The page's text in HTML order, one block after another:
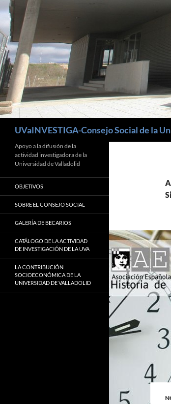
UVaINVESTIGA-Consejo Social de la
Apoyo a la difusión de la
actividad investigadora de la
Universidad de Valladolid
OBJETIVOS
SOBRE EL CONSEJO SOCIAL
GALERÍA DE BECARIOS
CATÁLOGO DE LA ACTIVIDAD
DE INVESTIGACIÓN DE LA UVA
LA CONTRIBUCIÓN
SOCIOECONÓMICA DE LA
UNIVERSIDAD DE VALLADOLID